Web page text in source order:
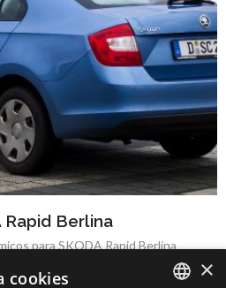
Rapid Berlina
para SKODA Rapid Berlina
×
cookies